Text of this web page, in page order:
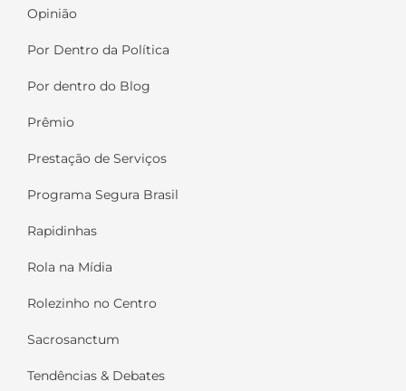
Opinião
Por Dentro da Política
Por dentro do Blog
Prêmio
Prestação de Serviços
Programa Segura Brasil
Rapidinhas
Rola na Mídia
Rolezinho no Centro
Sacrosanctum
Tendências & Debates